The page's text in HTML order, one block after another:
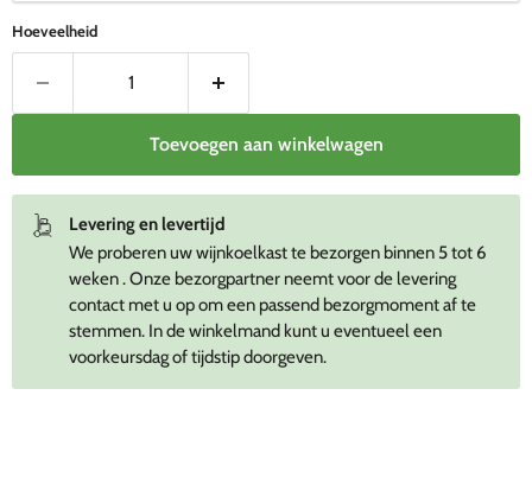
Hoeveelheid
Toevoegen aan winkelwagen
Levering en levertijd
We proberen uw wijnkoelkast te bezorgen binnen 5 tot 6
weken . Onze bezorgpartner neemt voor de levering
contact met u op om een passend bezorgmoment af te
stemmen. In de winkelmand kunt u eventueel een
voorkeursdag of tijdstip doorgeven.